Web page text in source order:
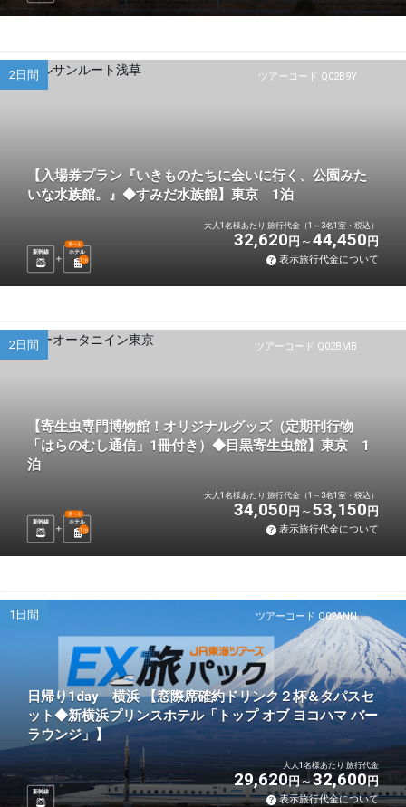
ツアーコード Q02B9Y
2日間
【入場券プラン『いきものたちに会いに行く、公園みた
いな水族館。』◆すみだ水族館】東京 1泊
新幹線 ホテル
選べる
1 泊
大人1名様あたり 旅行代金（1～3名1室・税込）
32,620 円 44,450 円
表示旅行代金について
ツアーコード Q02BMB
2日間
【寄生虫専門博物館！オリジナルグッズ（定期刊行物
「はらのむし通信」1冊付き）◆目黒寄生虫館】東京 1
泊
新幹線 ホテル
選べる
1 泊
大人1名様あたり 旅行代金（1～3名1室・税込）
34,050 円 53,150 円
表示旅行代金について
ツアーコード Q02ANN
1日間
日帰り1day 横浜 【窓際席確約ドリンク２杯＆タパスセ
ット◆新横浜プリンスホテル「トップ オブ ヨコハマ バー
ラウンジ」】
新幹線
大人1名様あたり 旅行代金
29,620円 32,600円
表示旅行代金について